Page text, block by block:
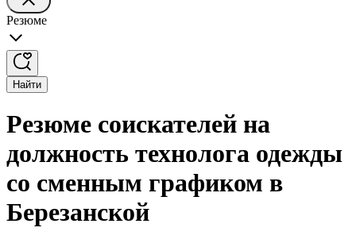
Резюме
Найти
Резюме соискателей на
должность технолога одежды
со сменным графиком в
Березанской